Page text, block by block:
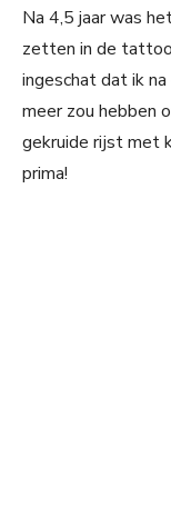
Na 4,5 jaar was
zetten in de
ingeschat dat ik
meer zou hebben
gekruide rijst met
prima!